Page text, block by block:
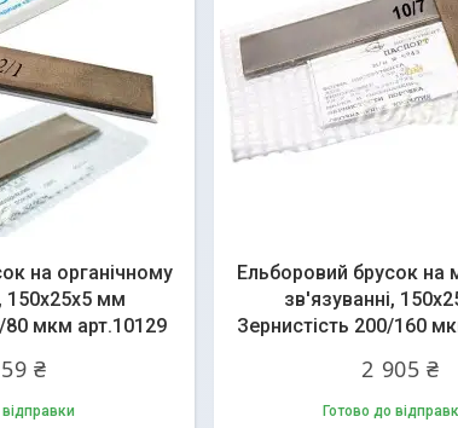
на органічному
150х25х5 мм
80 мкм арт.10129
₴
Ельборовий брусок на
зв'язуванні,
Зернистість 200/160
2 905 ₴
Готово до